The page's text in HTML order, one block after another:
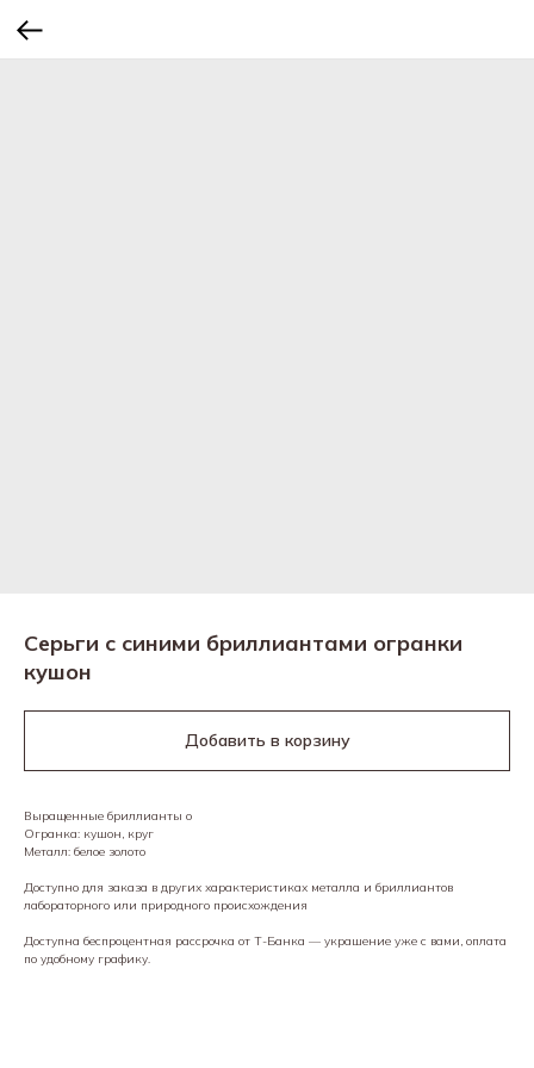
Серьги с синими бриллиантами огранки
кушон
Добавить в корзину
Выращенные бриллианты о
Огранка: кушон, круг
Металл: белое золото
Доступно для заказа в других характеристиках металла и бриллиантов
лабораторного или природного происхождения
Доступна беспроцентная рассрочка от Т-Банка — украшение уже с вами, оплата
по удобному графику.